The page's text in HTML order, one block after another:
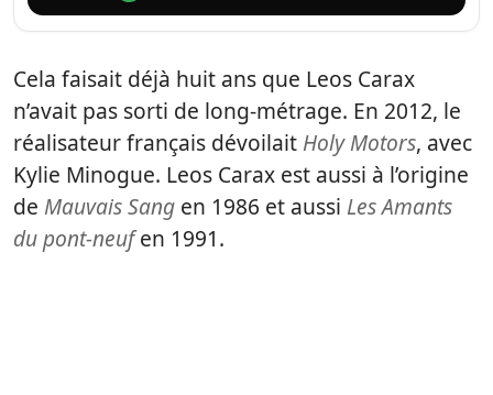
Cela faisait déjà huit ans que Leos Carax
n’avait pas sorti de long-métrage. En 2012, le
réalisateur français dévoilait Holy Motors, avec
Kylie Minogue. Leos Carax est aussi à l’origine
de Mauvais Sang en 1986 et aussi Les Amants
du pont-neufen 1991.